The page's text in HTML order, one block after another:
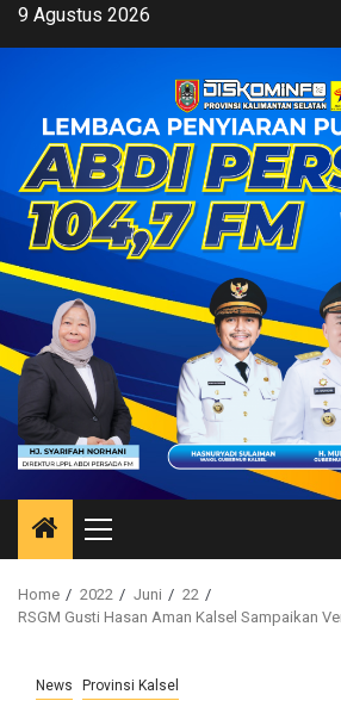
Skip9 Agustus 2026
Primary
Menu
Home 2022 Juni
22
RSGM Gusti Hasan Aman Kalsel Sampaikan
News Provinsi Kalsel